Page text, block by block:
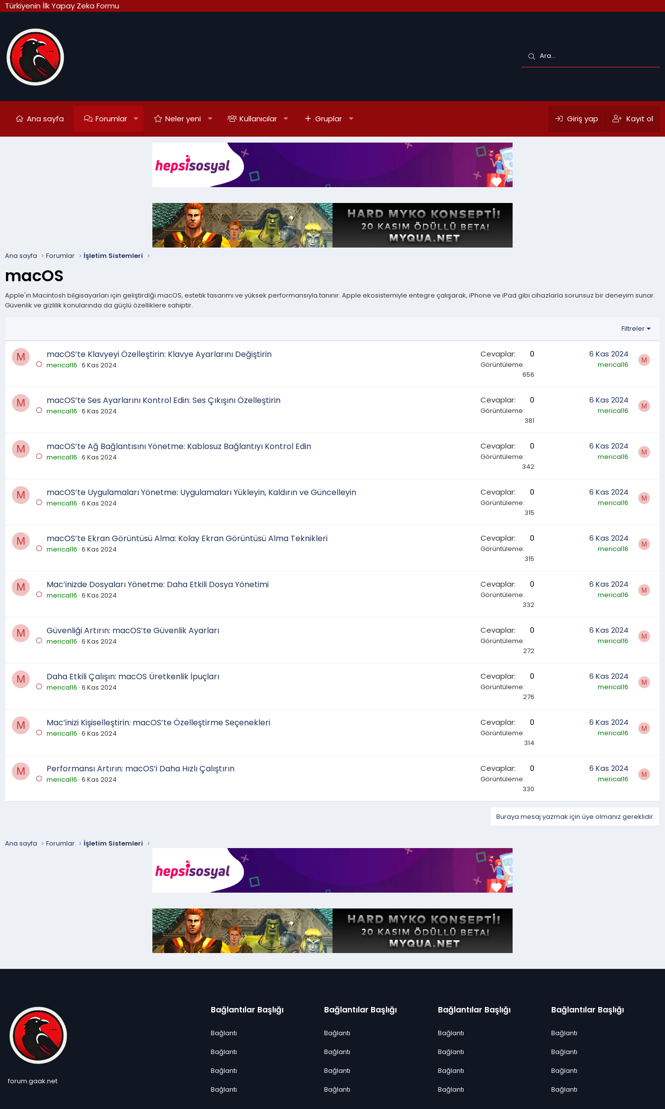
Türkiyenin İlk Yapay Zeka Formu
Ana sayfa Forumlar Neler yeni Kullanıcılar Gruplar Giriş yap Kayıt ol
Ana sayfa Forumlar İşletim Sistemleri
macOS
Apple'ın Macintosh bilgisayarları için geliştirdiği macOS, estetik tasarımı ve yüksek performansıyla tanınır. Apple ekosistemiyle entegre çalışarak, iPhone ve iPad gibi cihazlarla sorunsuz bir deneyim sunar.
Güvenlik ve gizlilik konularında da güçlü özelliklere sahiptir.
Filtreler
M macOS’te Klavyeyi Özelleştirin: Klavye Ayarlarını Değiştirin
merical16 6 Kas 2024
Cevaplar 0
Görüntüleme
656
6 Kas 2024
merical16 M
M macOS’te Ses Ayarlarını Kontrol Edin: Ses Çıkışını Özelleştirin
merical16 6 Kas 2024
Cevaplar 0
Görüntüleme
381
6 Kas 2024
merical16 M
M macOS’te Ağ Bağlantısını Yönetme: Kablosuz Bağlantıyı Kontrol Edin
merical16 6 Kas 2024
Cevaplar 0
Görüntüleme
342
6 Kas 2024
merical16 M
M macOS’te Uygulamaları Yönetme: Uygulamaları Yükleyin, Kaldırın ve Güncelleyin
merical16 6 Kas 2024
Cevaplar 0
Görüntüleme
315
6 Kas 2024
merical16 M
M macOS’te Ekran Görüntüsü Alma: Kolay Ekran Görüntüsü Alma Teknikleri
merical16 6 Kas 2024
Cevaplar 0
Görüntüleme
315
6 Kas 2024
merical16 M
M Mac’inizde Dosyaları Yönetme: Daha Etkili Dosya Yönetimi
merical16 6 Kas 2024
Cevaplar 0
Görüntüleme
332
6 Kas 2024
merical16 M
M Güvenliği Artırın: macOS’te Güvenlik Ayarları
merical16 6 Kas 2024
Cevaplar 0
Görüntüleme
272
6 Kas 2024
merical16 M
M Daha Etkili Çalışın: macOS Üretkenlik İpuçları
merical16 6 Kas 2024
Cevaplar 0
Görüntüleme
276
6 Kas 2024
merical16 M
M Mac’inizi Kişiselleştirin: macOS’te Özelleştirme Seçenekleri
merical16 6 Kas 2024
Cevaplar 0
Görüntüleme
314
6 Kas 2024
merical16 M
M Performansı Artırın: macOS’i Daha Hızlı Çalıştırın
merical16 6 Kas 2024
Cevaplar 0
Görüntüleme
330
6 Kas 2024
merical16 M
Buraya mesaj yazmak için üye olmanız gereklidir.
Ana sayfa Forumlar İşletim Sistemleri
forum.gaak.net
Bağlantılar Başlığı
Bağlantı
Bağlantı
Bağlantı
Bağlantı
Bağlantılar Başlığı
Bağlantı
Bağlantı
Bağlantı
Bağlantı
Bağlantılar Başlığı
Bağlantı
Bağlantı
Bağlantı
Bağlantı
Bağlantılar Başlığı
Bağlantı
Bağlantı
Bağlantı
Bağlantı